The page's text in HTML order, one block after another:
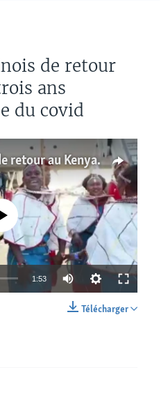
de retour
ans
du covid
Les touristes chinois de retour au Kenya après trois ans d'absence à cause du covid
currently available
1:53
Télécharger